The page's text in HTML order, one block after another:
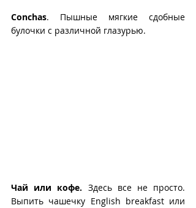
Conchas. Пышные мягкие сдобные
булочки с различной глазурью.
Чай или кофе. Здесь все не просто.
Выпить чашечку English breakfast или